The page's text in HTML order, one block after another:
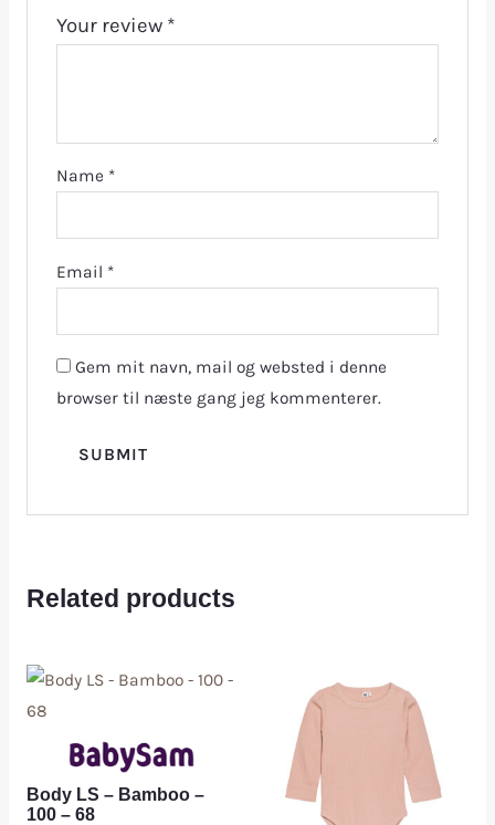
Your review *
Name *
Email *
Gem mit navn, mail og websted i denne
browser til næste gang jeg kommenterer.
Related products
Body LS – Bamboo –
100 – 68